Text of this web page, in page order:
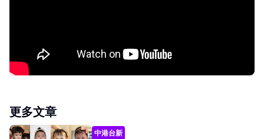
更多文章
中港台新